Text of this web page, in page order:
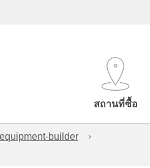
สถานที่ซื้อ
builder